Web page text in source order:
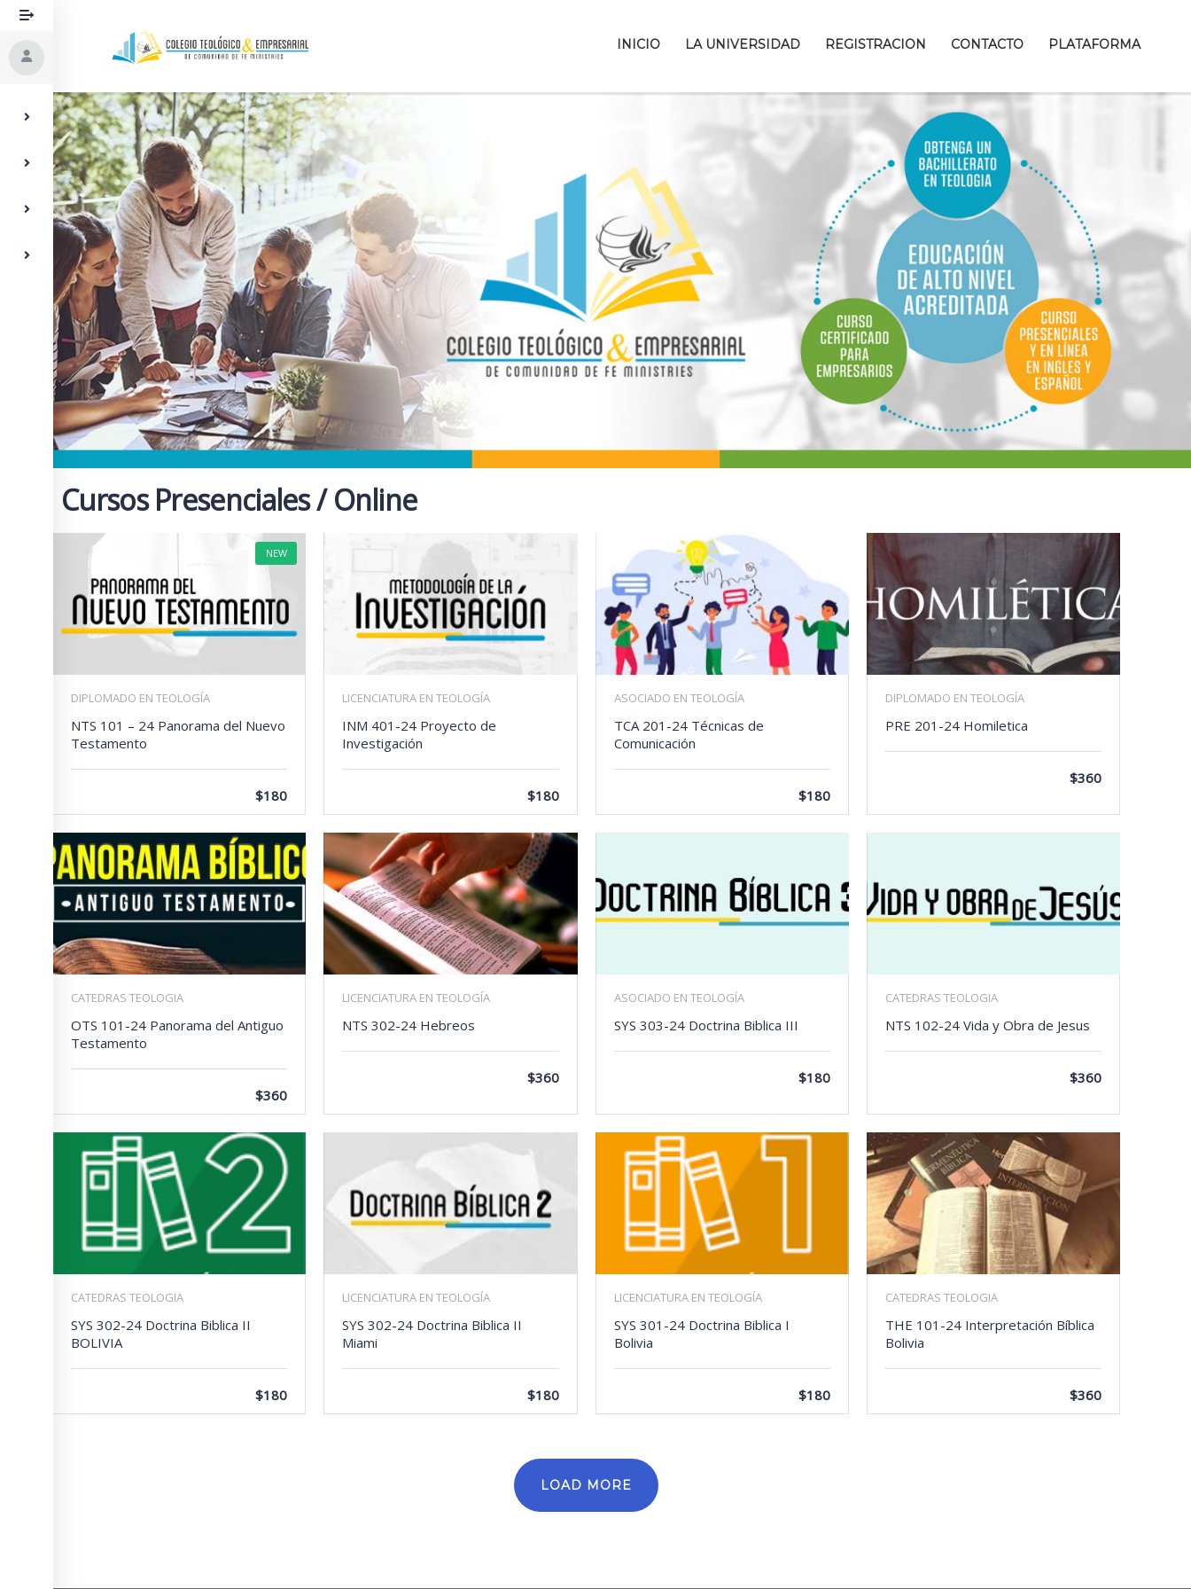
INICIO LA UNIVERSIDAD REGISTRACION CONTACTO PLATAFORMA
Cursos Presenciales / Online
NEW
DIPLOMADO EN TEOLOGÍA
NTS 101 – 24 Panorama del Nuevo
Testamento
$180
LICENCIATURA EN TEOLOGÍA
INM 401-24 Proyecto de
Investigación
$180
ASOCIADO EN TEOLOGÍA
TCA 201-24 Técnicas de
Comunicación
$180
DIPLOMADO EN TEOLOGÍA
PRE 201-24 Homiletica
$360
CATEDRAS TEOLOGIA
OTS 101-24 Panorama del Antiguo
Testamento
$360
LICENCIATURA EN TEOLOGÍA
NTS 302-24 Hebreos
$360
ASOCIADO EN TEOLOGÍA
SYS 303-24 Doctrina Biblica III
$180
CATEDRAS TEOLOGIA
NTS 102-24 Vida y Obra de Jesus
$360
CATEDRAS TEOLOGIA
SYS 302-24 Doctrina Biblica II
BOLIVIA
$180
LICENCIATURA EN TEOLOGÍA
SYS 302-24 Doctrina Biblica II
Miami
$180
LICENCIATURA EN TEOLOGÍA
SYS 301-24 Doctrina Biblica I
Bolivia
$180
CATEDRAS TEOLOGIA
THE 101-24 Interpretación Bíblica
Bolivia
$360
LOAD MORE